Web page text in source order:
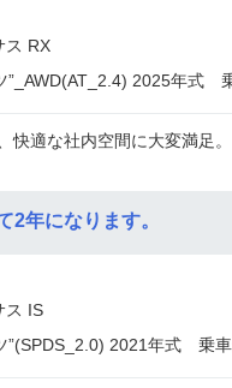
ス RX
”_AWD(AT_2.4) 2025年式
快適な社内空間に大変満足
2年になります。
ス IS
”(SPDS_2.0) 2021年式
乗